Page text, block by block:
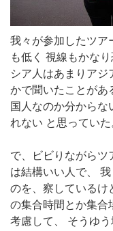
我々が参加したツア
も低く 視線もかな
シア人はあまりアジ
かで聞いたことがあ
国人なのか分から
れない と思っていた
で、ビビりながらツ
は結構いい人で、
のを、察しているけ
の集合時間とか集合
考慮して、 そうゆ